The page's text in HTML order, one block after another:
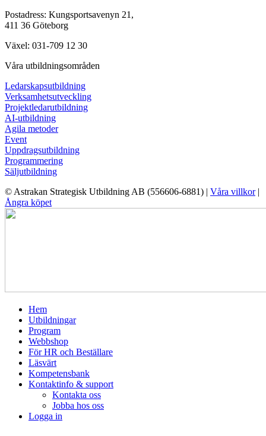
Postadress: Kungsportsavenyn 21,
411 36 Göteborg
Växel: 031-709 12 30
Våra utbildningsområden
Ledarskapsutbildning
Verksamhetsutveckling
Projektledarutbildning
AI-utbildning
Agila metoder
Event
Uppdragsutbildning
Programmering
Säljutbildning
© Astrakan Strategisk Utbildning AB (556606-6881) | Våra villkor|
Ångra köpet
Hem
Utbildningar
Program
Webbshop
För HR och Beställare
Läsvärt
Kompetensbank
Kontaktinfo & support
Kontakta oss
Jobba hos oss
Logga in